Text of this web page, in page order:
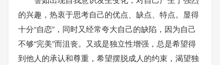
的兴趣，热衷于思考自己的优点、缺点、特点。显得
十分“自恋”，同时又经常夸大自己的缺陷，因为自己
不够“完美”而沮丧。又或是独立性增强，总是希望得
到他人的承认和尊重，希望摆脱成人的约束，渴望独